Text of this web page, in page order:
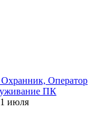
Оператор
ПК
июля